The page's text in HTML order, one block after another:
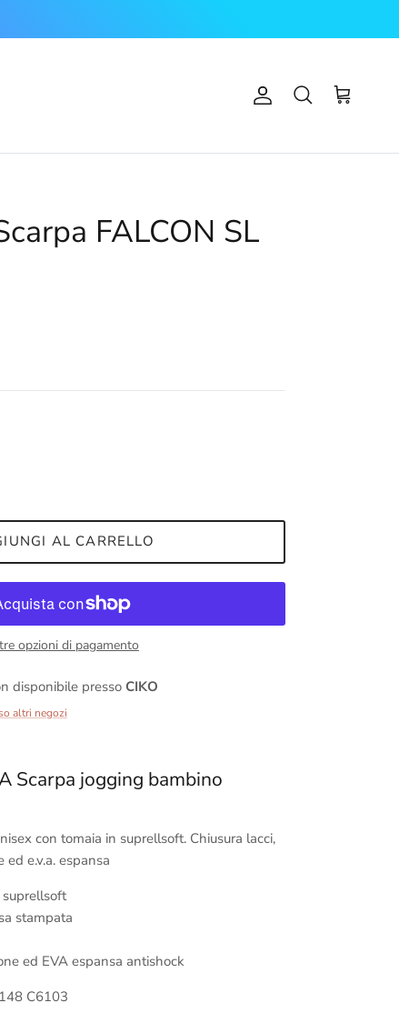
Account
Cerca Carrello
FALCON SL
AL CARRELLO
opzioni di pagamento
disponibile presso CIKO
altri negozi
Scarpa jogging bambino
con tomaia in suprellsoft. Chiusura lacci,
e.v.a. espansa
stampata
ed EVA espansa antishock
C6103